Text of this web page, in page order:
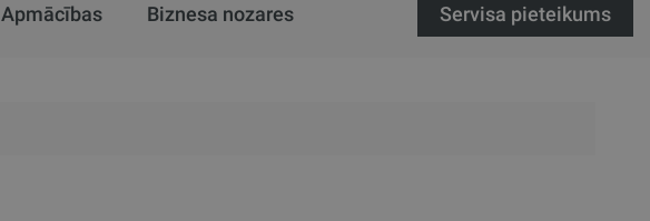
Apmācības Biznesa nozares Servisa pieteikums